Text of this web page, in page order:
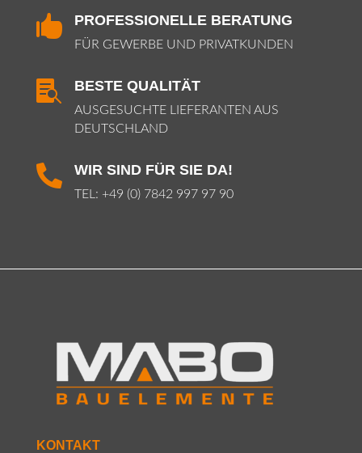
 PROFESSIONELLE BERATUNG
FÜR GEWERBE UND PRIVATKUNDEN
 BESTE QUALITÄT
AUSGESUCHTE LIEFERANTEN AUS
DEUTSCHLAND
 WIR SIND FÜR SIE DA!
TEL: +49 (0) 7842 997 97 90
KONTAKT